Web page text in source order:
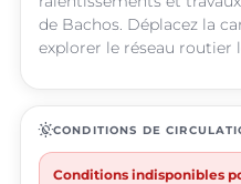
de Bachos. Déplacez la
explorer le réseau routier
routineCONDITIONS DE
Conditions indisponibles